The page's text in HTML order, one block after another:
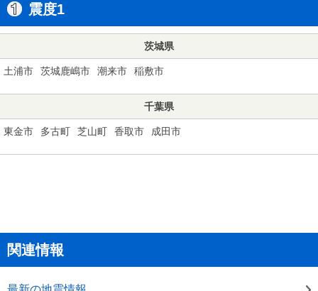
震度1
茨城県
土浦市 茨城鹿嶋市 潮来市 稲敷市
千葉県
東金市 多古町 芝山町 香取市 成田市
関連情報